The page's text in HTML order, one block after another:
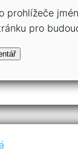
prohlížeče
pro